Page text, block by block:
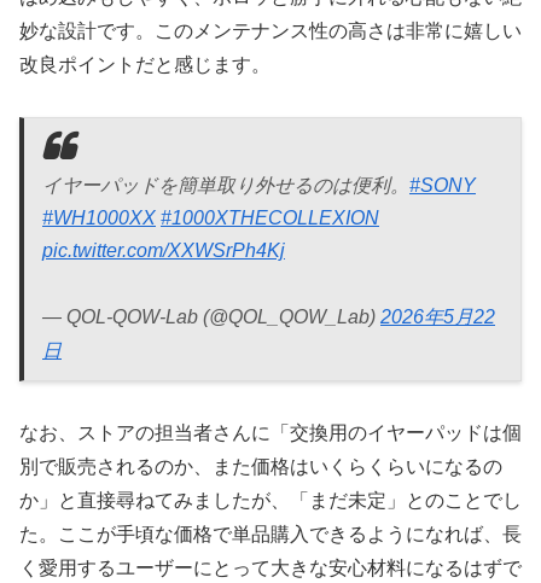
妙な設計です。このメンテナンス性の高さは非常に嬉しい
改良ポイントだと感じます。
イヤーパッドを簡単取り外せるのは便利。 #SONY
#WH1000XX #1000XTHECOLLEXION
pic.twitter.com/XXWSrPh4Kj
— QOL-QOW-Lab (@QOL_QOW_Lab) 2026年5月22
日
なお、ストアの担当者さんに「交換用のイヤーパッドは個
別で販売されるのか、また価格はいくらくらいになるの
か」と直接尋ねてみましたが、「まだ未定」とのことでし
た。ここが手頃な価格で単品購入できるようになれば、長
く愛用するユーザーにとって大きな安心材料になるはずで